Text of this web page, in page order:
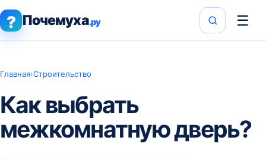
? Почемуха.ру ☰
Главная›Строительство
Как выбрать
межкомнатную дверь?